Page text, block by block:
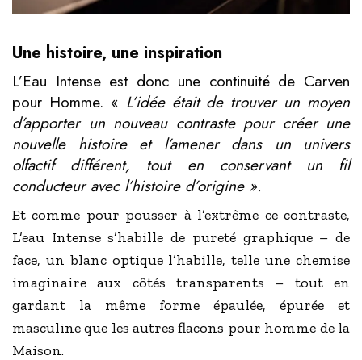
Une histoire, une inspiration
L’Eau Intense est donc une continuité de Carven
pour Homme. « L’idée était de trouver un moyen
d’apporter un nouveau contraste pour créer une
nouvelle histoire et l’amener dans un univers
olfactif différent, tout en conservant un fil
conducteur avec l’histoire d’origine ».
Et comme pour pousser à l’extrême ce contraste,
L’eau Intense s’habille de pureté graphique – de
face, un blanc optique l’habille, telle une chemise
imaginaire aux côtés transparents – tout en
gardant la même forme épaulée, épurée et
masculine que les autres flacons pour homme de la
Maison.